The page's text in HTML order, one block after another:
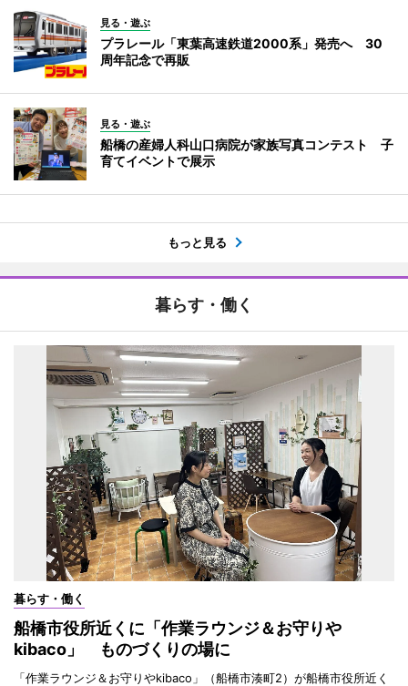
見る・遊ぶ
プラレール「東葉高速鉄道2000系」発売へ 30
周年記念で再販
見る・遊ぶ
船橋の産婦人科山口病院が家族写真コンテスト 子
育てイベントで展示
もっと見る
暮らす・働く
暮らす・働く
船橋市役所近くに「作業ラウンジ＆お守りや
kibaco」 ものづくりの場に
「作業ラウンジ＆お守りやkibaco」（船橋市湊町2）が船橋市役所近く